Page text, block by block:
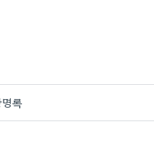
명록